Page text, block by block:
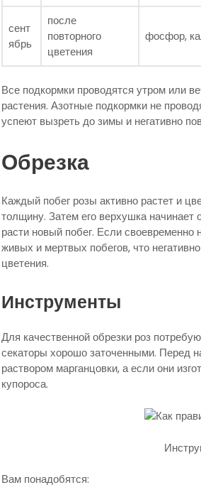
сент
ябрь
после
повторного
цветения
фосфор,
Все подкормки проводятся утром или
растения. Азотные подкормки не
успеют вызреть до зимы и негативно
Обрезка
Каждый побег розы активно растет и
толщину. Затем его верхушка начинает
расти новый побег. Если своевременно
живых и мертвых побегов, что
цветения.
Инструменты
Для качественной обрезки роз
секаторы хорошо заточенными. Перед
раствором марганцовки, а если они
купороса.
Вам понадобятся: